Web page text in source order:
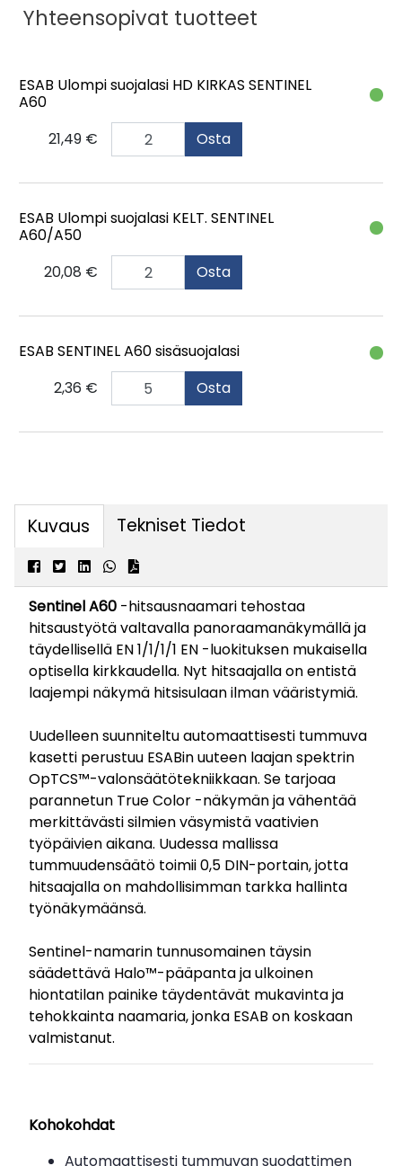
Yhteensopivat tuotteet
ESAB Ulompi suojalasi HD KIRKAS SENTINEL
A60
21,49 €
Osta
ESAB Ulompi suojalasi KELT. SENTINEL
A60/A50
20,08 €
Osta
ESAB SENTINEL A60 sisäsuojalasi
2,36 €
Osta
Kuvaus Tekniset Tiedot
Sentinel A60 -hitsausnaamari tehostaa
hitsaustyötä valtavalla panoraamanäkymällä ja
täydellisellä EN 1/1/1/1 EN -luokituksen mukaisella
optisella kirkkaudella. Nyt hitsaajalla on entistä
laajempi näkymä hitsisulaan ilman vääristymiä.
Uudelleen suunniteltu automaattisesti tummuva
kasetti perustuu ESABin uuteen laajan spektrin
OpTCS™-valonsäätötekniikkaan. Se tarjoaa
parannetun True Color -näkymän ja vähentää
merkittävästi silmien väsymistä vaativien
työpäivien aikana. Uudessa mallissa
tummuudensäätö toimii 0,5 DIN-portain, jotta
hitsaajalla on mahdollisimman tarkka hallinta
työnäkymäänsä.
Sentinel-namarin tunnusomainen täysin
säädettävä Halo™-pääpanta ja ulkoinen
hiontatilan painike täydentävät mukavinta ja
tehokkainta naamaria, jonka ESAB on koskaan
valmistanut.
Kohokohdat
Automaattisesti tummuvan suodattimen